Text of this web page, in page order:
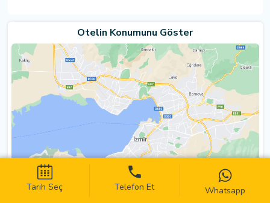
Tarih Seç Telefon Et Whatsapp
Otelin Konumunu Göster